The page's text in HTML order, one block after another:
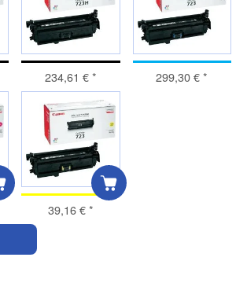
234,61 €* 299,30 €*
39,16 €*